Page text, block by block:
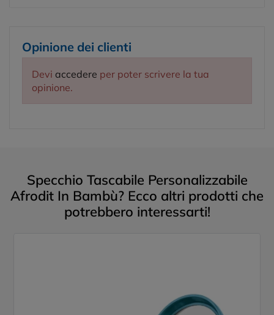
Opinione dei clienti
Devi accedere per poter scrivere la tua
opinione.
Specchio Tascabile Personalizzabile
Afrodit In Bambù? Ecco altri prodotti che
potrebbero interessarti!